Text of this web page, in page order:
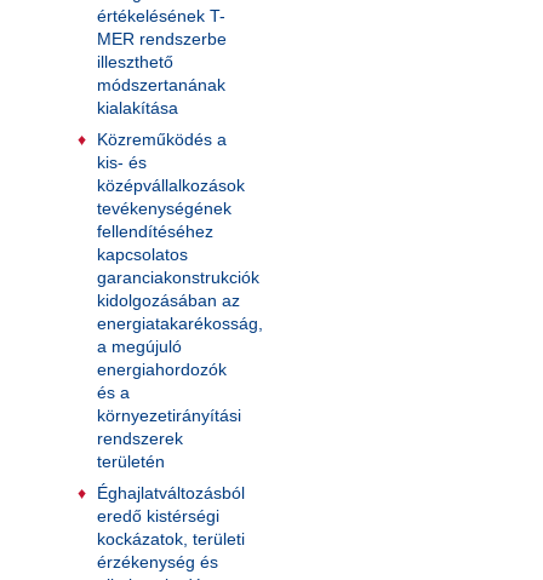
értékelésének T-
MER rendszerbe
illeszthető
módszertanának
kialakítása
Közreműködés a
kis- és
középvállalkozások
tevékenységének
fellendítéséhez
kapcsolatos
garanciakonstrukciók
kidolgozásában az
energiatakarékosság,
a megújuló
energiahordozók
és a
környezetirányítási
rendszerek
területén
Éghajlatváltozásból
eredő kistérségi
kockázatok, területi
érzékenység és